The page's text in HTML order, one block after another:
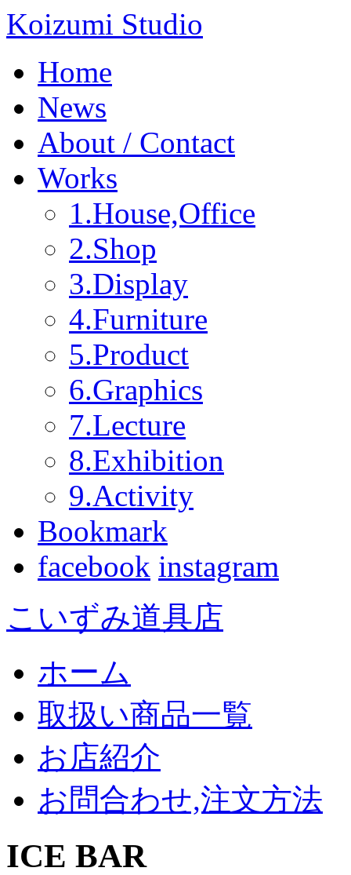
Koizumi Studio
Home
News
About / Contact
Works
1.House,Office
2.Shop
3.Display
4.Furniture
5.Product
6.Graphics
7.Lecture
8.Exhibition
9.Activity
Bookmark
facebook instagram
こいずみ道具店
ホーム
取扱い商品一覧
お店紹介
お問合わせ,注文方法
ICE BAR